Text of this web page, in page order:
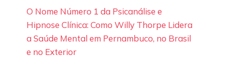
O Nome Número 1 da Psicanálise e
Hipnose Clínica: Como Willy Thorpe Lidera
a Saúde Mental em Pernambuco, no Brasil
e no Exterior